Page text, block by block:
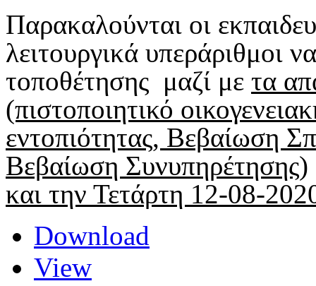
Παρακαλούνται οι
λειτουργικά υπεράριθμοι
τοποθέτησης μαζί με τα
(πιστοποιητικό
εντοπιότητας, Βεβαίωση
Βεβαίωση Συνυπηρέτησης)
και την Τετάρτη 12-08-
Download
View